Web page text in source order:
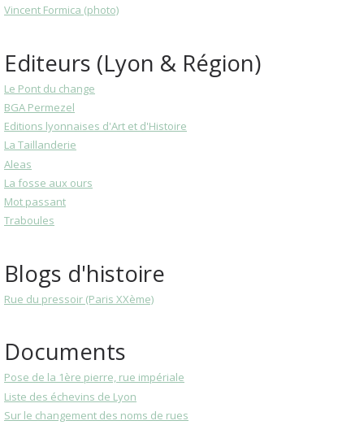
Vincent Formica (photo)
Editeurs (Lyon & Région)
Le Pont du change
BGA Permezel
Editions lyonnaises d'Art et d'Histoire
La Taillanderie
Aleas
La fosse aux ours
Mot passant
Traboules
Blogs d'histoire
Rue du pressoir (Paris XXème)
Documents
Pose de la 1ère pierre, rue impériale
Liste des échevins de Lyon
Sur le changement des noms de rues